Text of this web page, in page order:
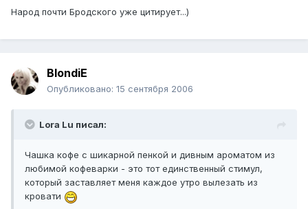
Народ почти Бродского уже цитирует...)
BlondiE
Опубликовано: 15 сентября 2006
Lora Lu писал:
Чашка кофе с шикарной пенкой и дивным ароматом из
любимой кофеварки - это тот единственный стимул,
который заставляет меня каждое утро вылезать из
кровати